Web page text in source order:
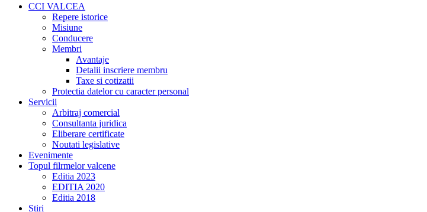
CCI VALCEA
Repere istorice
Misiune
Conducere
Membri
Avantaje
Detalii inscriere membru
Taxe si cotizatii
Protectia datelor cu caracter personal
Servicii
Arbitraj comercial
Consultanta juridica
Eliberare certificate
Noutati legislative
Evenimente
Topul filrmelor valcene
Editia 2023
EDITIA 2020
Editia 2018
Stiri